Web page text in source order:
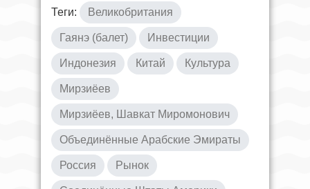
Теги: Великобритания
Гаянэ (балет) Инвестиции
Индонезия Китай Культура
Мирзиёев
Мирзиёев, Шавкат Миромонович
Объединённые Арабские Эмираты
Россия Рынок